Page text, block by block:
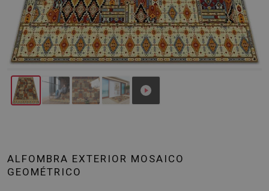
ALFOMBRA EXTERIOR MOSAICO
GEOMÉTRICO